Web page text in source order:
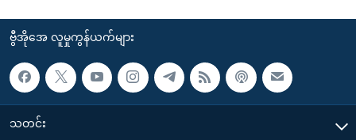
ဗွီအိုအေ လူမှုကွန်ယက်များ
သတင်း